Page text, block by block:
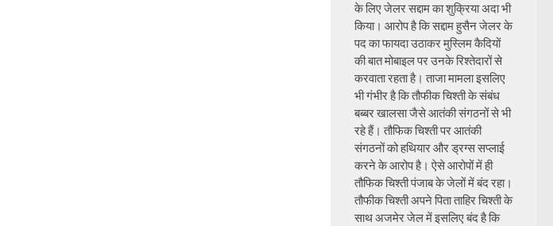
के लिए जेलर सद्दाम का शुक्रिया अदा भी
किया। आरोप है कि सद्दाम हुसैन जेलर के
पद का फायदा उठाकर मुस्लिम कैदियों
की बात मोबाइल पर उनके रिश्तेदारों से
करवाता रहता है। ताजा मामला इसलिए
भी गंभीर है कि तौफीक चिश्ती के संबंध
बब्बर खालसा जैसे आतंकी संगठनों से भी
रहे हैं। तौफिक चिश्ती पर आतंकी
संगठनों को हथियार और ड्रग्स सप्लाई
करने के आरोप है। ऐसे आरोपों में ही
तौफिक चिश्ती पंजाब के जेलों में बंद रहा।
तौफीक चिश्ती अपने पिता ताहिर चिश्ती के
साथ अजमेर जेल में इसलिए बंद है कि